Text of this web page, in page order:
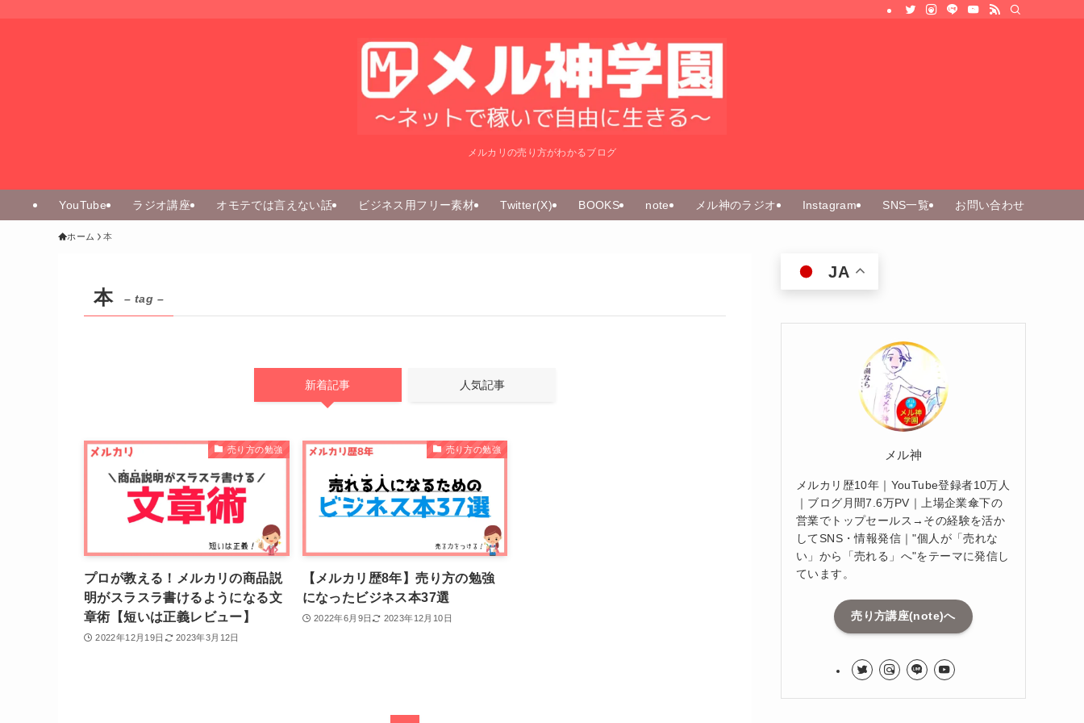
メルカリの売り方がわかるブログ
YouTube ラジオ講座 オモテでは言えない話 ビジネス用フリー素材 Twitter(X) BOOKS note メル神のラジオ Instagram SNS一覧 お問い合わせ
ホーム 本
本 – tag –
新着記事 人気記事
売り方の勉強
プロが教える！メルカリの商品説
明がスラスラ書けるようになる文
章術【短いは正義レビュー】
2022年12月19日 2023年3月12日
売り方の勉強
【メルカリ歴8年】売り方の勉強
になったビジネス本37選
2022年6月9日 2023年12月10日
JA
メル神
メルカリ歴10年｜YouTube登録者10万人
｜ブログ月間7.6万PV｜上場企業傘下の
営業でトップセールス→その経験を活か
してSNS・情報発信｜"個人が「売れな
い」から「売れる」へ"をテーマに発信し
ています。
売り方講座(note)へ